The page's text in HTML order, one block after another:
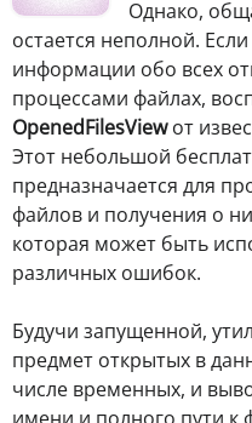
Однако,
остается неполной.
информации обо всех
процессами файлах,
OpenedFilesViewот
Этот небольшой
предназначается для
файлов и получения о
которая может быть
различных ошибок.
Будучи запущенной,
предмет открытых в
числе временных, и